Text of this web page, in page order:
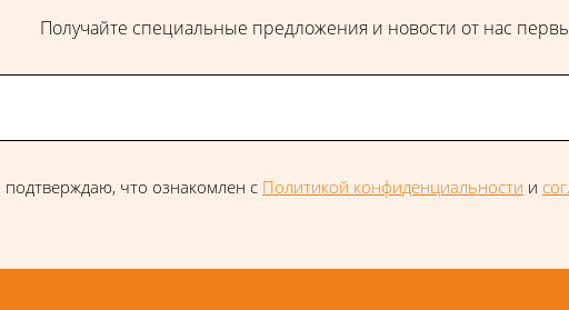
Получайте специальные предложения и новости от нас
что ознакомлен с Политикой конфиденциальности и